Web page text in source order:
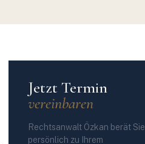
Jetzt Termin
vereinbaren
Rechtsanwalt Özkan berät Sie
persönlich zu Ihrem